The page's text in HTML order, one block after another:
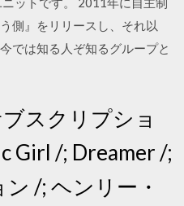
側』をリリースし、それ以
では知る人ぞ知るグループと
スクリプショ
Girl /; Dreamer /;
/; ヘンリー・